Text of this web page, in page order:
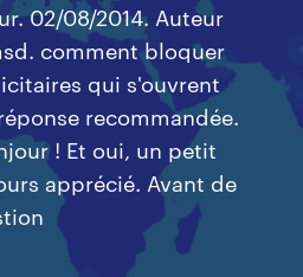
02/08/2014. Auteur
comment bloquer
qui s'ouvrent
recommandée.
! Et oui, un petit
apprécié. Avant de